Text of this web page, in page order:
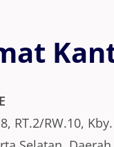
RT.2/RW.10,